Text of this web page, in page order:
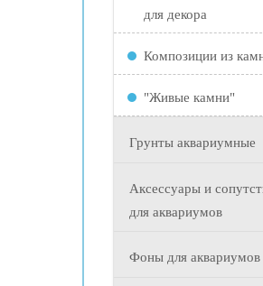
для декора
Композиции из
"Живые камни"
Грунты аквариумные
Аксессуары и
для аквариумов
Фоны для аквариумов